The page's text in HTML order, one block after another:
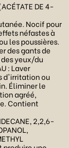
DE 4-
Nocif pour
néfastes à
les poussières.
des gants de
yeux/du
: Laver
d'irritation ou
Éliminer le
agréé,
Contient
2,2,6-